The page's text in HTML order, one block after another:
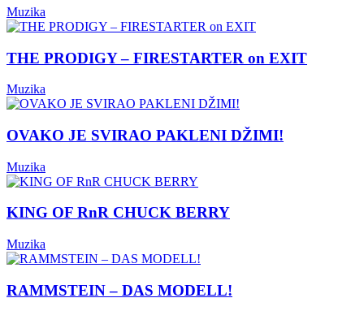
Muzika
THE PRODIGY – FIRESTARTER on EXIT
Muzika
OVAKO JE SVIRAO PAKLENI DŽIMI!
Muzika
KING OF RnR CHUCK BERRY
Muzika
RAMMSTEIN – DAS MODELL!